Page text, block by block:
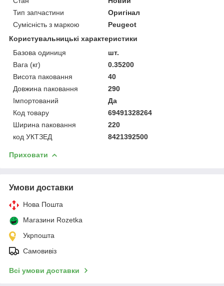
Тип запчастини
Оригінал
Сумісність з маркою
Peugeot
Користувальницькі характеристики
Базова одиниця
шт.
Вага (кг)
0.35200
Висота паковання
40
Довжина паковання
290
Імпортований
Да
Код товару
69491328264
Ширина паковання
220
код УКТЗЕД
8421392500
Приховати
Умови доставки
Нова Пошта
Магазини Rozetka
Укрпошта
Самовивіз
Всі умови доставки